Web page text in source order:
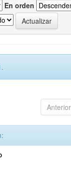
En orden
Anterior